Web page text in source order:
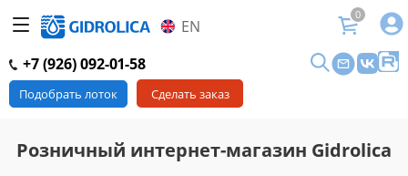
EN
0
+7 (926) 092-01-58
Подобрать лоток Сделать заказ
Розничный интернет-магазин Gidrolica